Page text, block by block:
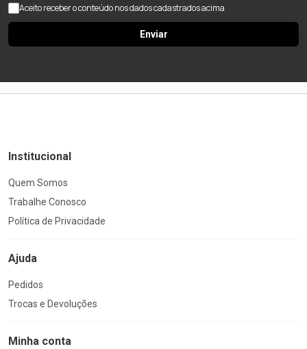
Aceito receber o conteúdo nos dados cadastrados acima
Enviar
Institucional
Quem Somos
Trabalhe Conosco
Política de Privacidade
Ajuda
Pedidos
Trocas e Devoluções
Minha conta